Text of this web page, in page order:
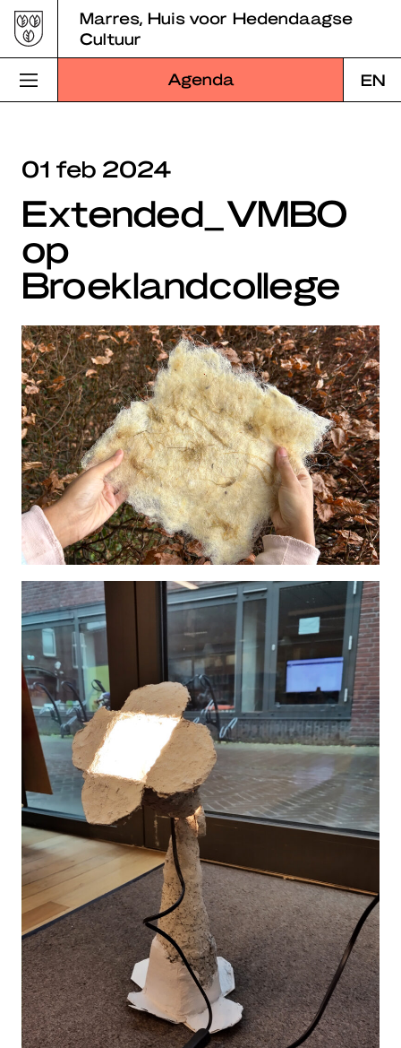
Skip
to
content
Marres, Huis voor Hedendaagse
Cultuur
Agenda EN
Programma
Educatie
Over Marres
Marres Kitchen
Shop
Zoek
01 feb 2024
Extended_VMBO
op
Broeklandcollege